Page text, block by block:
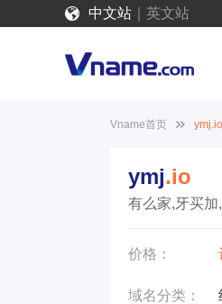
中文站 英文站
Vname首页 ymj.io
ymj.io
有么家,牙买
价格：
域名分类：